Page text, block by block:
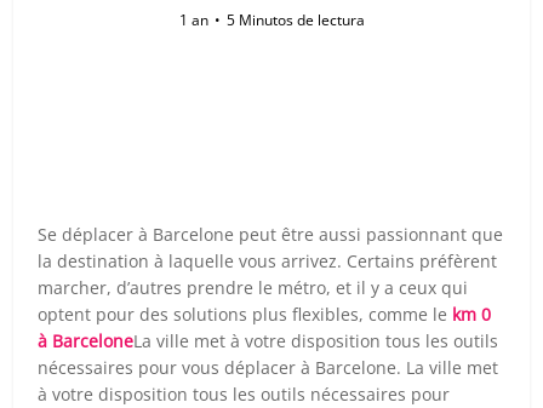
1 an 5 Minutos de lectura
Se déplacer à Barcelone peut être aussi passionnant que
la destination à laquelle vous arrivez. Certains préfèrent
marcher, d’autres prendre le métro, et il y a ceux qui
optent pour des solutions plus flexibles, comme le km 0
à BarceloneLa ville met à votre disposition tous les outils
nécessaires pour vous déplacer à Barcelone. La ville met
à votre disposition tous les outils nécessaires pour